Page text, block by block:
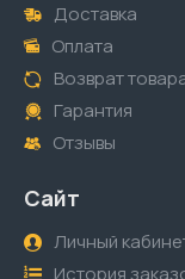
Доставка
Оплата
Возврат
Гарантия
Отзывы
Сайт
Личный